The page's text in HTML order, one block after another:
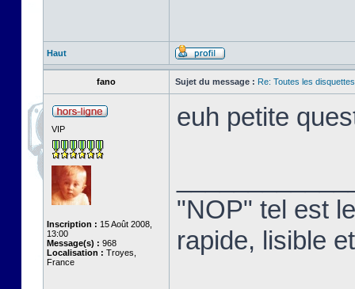
Haut
fano Sujet du message : Re: Toutes les
VIP
Inscription : 15 Août 2008,
13:00
Message(s) : 968
Localisation : Troyes,
France
euh petite
"NOP" tel est
rapide, lisible